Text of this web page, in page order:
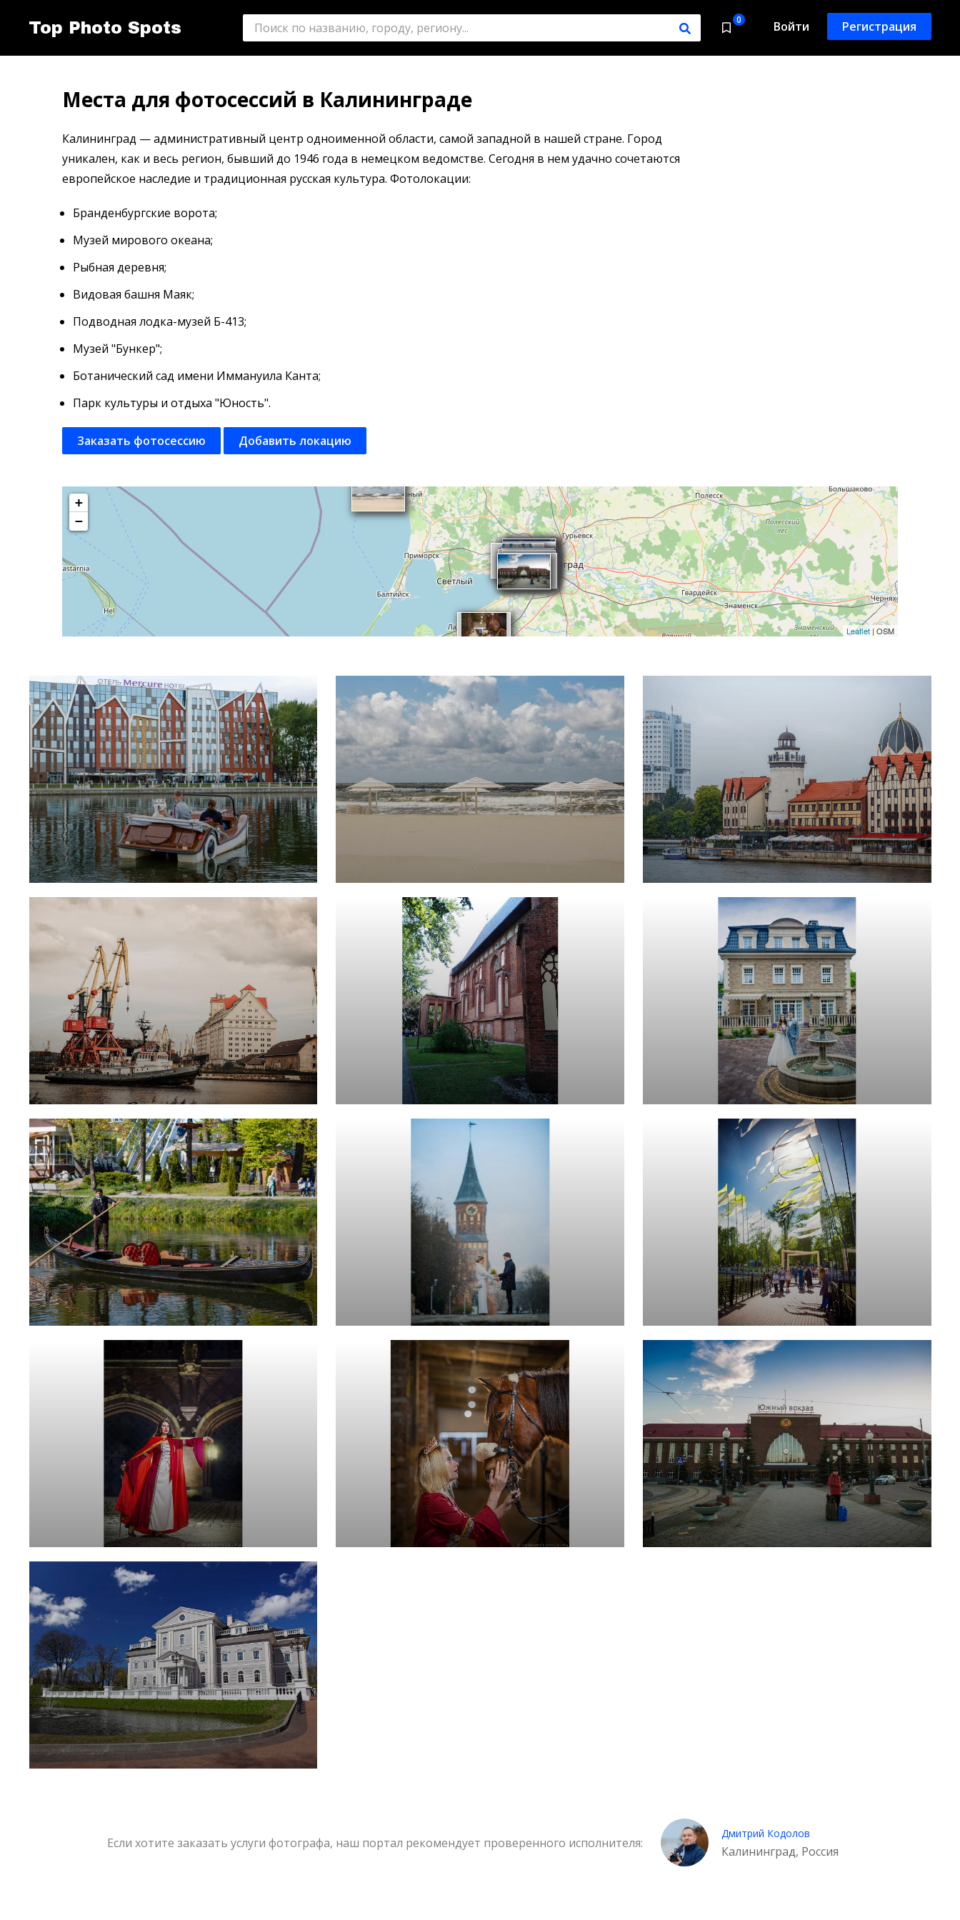
Top Photo Spots 0 Войти Регистрация
Места для фотосессий в Калининграде
Калининград — административный центр одноименной области, самой западной в нашей стране. Город
уникален, как и весь регион, бывший до 1946 года в немецком ведомстве. Сегодня в нем удачно сочетаются
европейское наследие и традиционная русская культура. Фотолокации:
Бранденбургские ворота;
Музей мирового океана;
Рыбная деревня;
Видовая башня Маяк;
Подводная лодка-музей Б-413;
Музей "Бункер";
Ботанический сад имени Иммануила Канта;
Парк культуры и отдыха "Юность".
Заказать фотосессию Добавить локацию
+
−
Leaflet | OSM
Если хотите заказать услуги фотографа, наш портал рекомендует проверенного исполнителя:
Дмитрий Кодолов
Калининград, Россия